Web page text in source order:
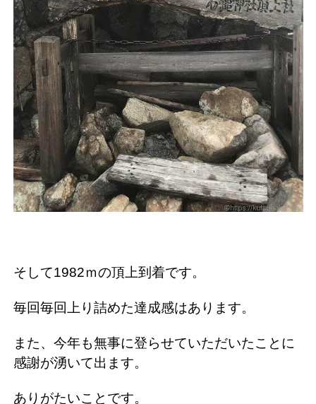
そして1982ｍの頂上到着です。
毎回毎回上り詰めた達成感はあります。
また、今年も無事に登らせていただいたことに
感謝が湧いて出ます。
ありがたいことです。